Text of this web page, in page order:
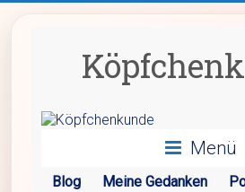
Menü
Blog Meine Gedanken